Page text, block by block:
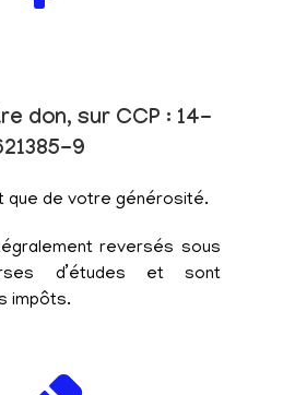
don, sur CCP : 14-
9
que de votre générosité.
reversés sous
d’études et sont
impôts.